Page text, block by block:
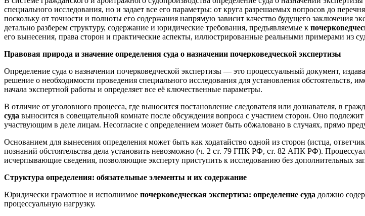
специального исследования, но и задает все его параметры: от круга разрешаемых вопросов до
поскольку от точности и полноты его содержания напрямую зависит качество будущего заключения
детально разберем структуру, содержание и юридические требования, предъявляемые к
его вынесения, права сторон и практические аспекты, иллюстрированные реальными примерами из
Правовая природа и значение определения суда о назначении почерковедческой экспертизы
Определение суда о назначении почерковедческой экспертизы — это процессуальный документ,
решение о необходимости проведения специального исследования для установления
начала экспертной работы и определяет все её ключественные параметры.
В отличие от уголовного процесса, где выносится постановление следователя или дознавателя, в
суда выносится в совещательной комнате после обсуждения вопроса с участием сторон. Оно
участвующим в деле лицам. Несогласие с определением может быть обжаловано в случаях, прямо
Основанием для вынесения определения может быть как ходатайство одной из сторон (истца,
познаний обстоятельства дела установить невозможно (ч. 2 ст. 79 ГПК РФ, ст. 82 АПК РФ).
исчерпывающие сведения, позволяющие эксперту приступить к исследованию без дополнительных
Структура определения: обязательные элементы и их содержание
Юридически грамотное и исполнимое почерковедческая экспертиза: определение суда должно
процессуальную нагрузку.